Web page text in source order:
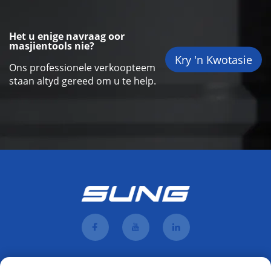
Het u enige navraag oor
masjientools nie?
Ons professionele verkoopteem
staan altyd gereed om u te help.
Kry 'n Kwotasie